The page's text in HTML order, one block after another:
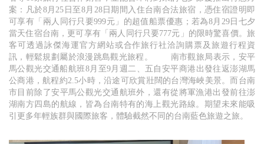
案：凡於8月25日至8月28日期間入住台南合法旅宿，憑住宿證明即
可享有「兩人同行只要999元」的超值船票優惠；若為8月29日七夕
當天住宿台南，更可享有「兩人同行只要777元」的限時驚喜價。旅
客可透過詠傑海運官方網站或合作旅行社洽詢購票及旅遊行程資
訊，輕鬆規劃屬於浪漫跳島觀光旅程。 南市觀旅局表示，安平
馬公觀光交通船航班8月至9月週二、五自安平商港出發往返澎湖馬
公商港，航程約2.5小時，沿途可欣賞壯闊的台灣海峽美景。而台南
市目前除了安平馬公觀光交通航班外，還有從將軍漁港出發前往澎
湖南方四島的航線，皆為台南特有的海上觀光路線。期望未來能吸
引更多年輕族群與國際旅客，體驗截然不同的台南藍色旅遊之旅。